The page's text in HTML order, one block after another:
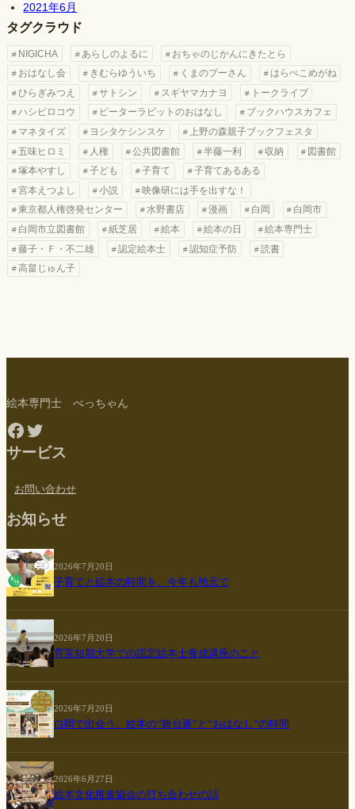
2021年6月
タグクラウド
NIGICHA あらしのよるに
おちゃのじかんにきたとら
おはなし会
きむらゆういち くまのプーさん
はらぺこめがね
ひらぎみつえ
サトシン スギヤマカナヨ
トークライブ
ハシビロコウ
ピーターラビットのおはなし
ブックハウスカフェ
マネタイズ
ヨシタケシンスケ
上野の森親子ブックフェスタ
五味ヒロミ
人権 公共図書館 半藤一利 収納
図書館
塚本やすし
子ども 子育て
子育てあるある
宮本えつよし
小説
映像研には手を出すな！
東京都人権啓発センター
水野書店 漫画 白岡
白岡市
白岡市立図書館
紙芝居 絵本 絵本の日
絵本専門士
藤子・Ｆ・不二雄
認定絵本士 認知症予防
読書
高畠じゅん子
絵本専門士 べっちゃん
Facebook
Twitter
サービス
お問い合わせ
お知らせ
2026年7月20日
子育てと絵本の時間を、今年も地元で
2026年7月20日
育英短期大学での認定絵本士養成講座のこと
2026年7月20日
白岡で出会う、絵本の“舞台裏”と“おはなし”の時間
2026年6月27日
絵本文化推進協会の打ち合わせの話